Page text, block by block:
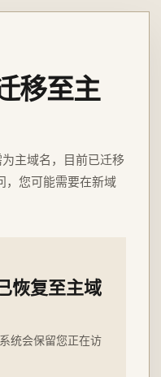
移至主
主域名，目前已迁移
，您可能需要在新域
恢复至主域
统会保留您正在访